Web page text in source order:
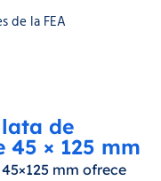
de la FEA
de
× 125 mm
mm ofrece